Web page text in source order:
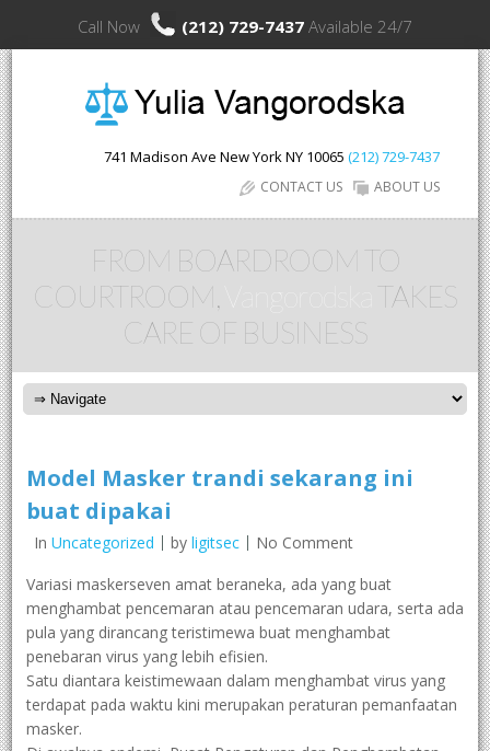
Call Now (212) 729-7437 Available 24/7
741 Madison Ave New YorkNY 10065 (212) 729-7437
ABOUT US
CONTACT US
FROM BOARDROOM TO
COURTROOM,
TAKES
CARE OF BUSINESS
Model Masker trandi sekarang ini
buat dipakai
In Uncategorized by ligitsec
No Comment
Variasi maskerseven amat beraneka, ada yang buat
menghambat pencemaran atau pencemaran udara, serta ada
pula yang dirancang teristimewa buat menghambat
penebaran virus yang lebih efisien.
Satu diantara keistimewaan dalam menghambat virus yang
terdapat pada waktu kini merupakan peraturan pemanfaatan
masker.